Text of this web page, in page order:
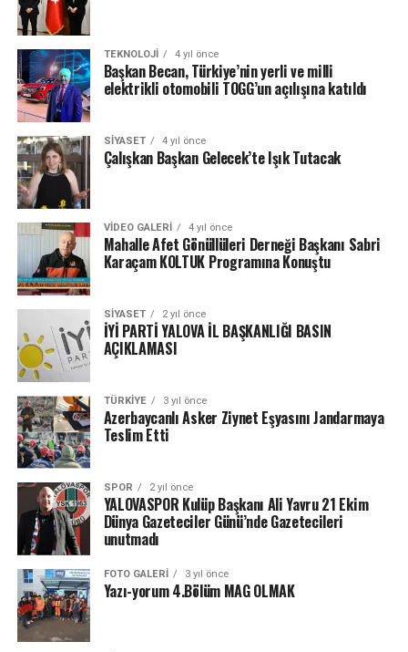
TEKNOLOJI 4 yıl önce
Başkan Becan, Türkiye’nin yerli ve milli
elektrikli otomobili TOGG’un açılışına katıldı
SIYASET 4 yıl önce
Çalışkan Başkan Gelecek’te Işık Tutacak
VIDEO GALERI 4 yıl önce
Mahalle Afet Gönüllüleri Derneği Başkanı Sabri
Karaçam KOLTUK Programına Konuştu
SIYASET 2 yıl önce
İYİ PARTİ YALOVA İL BAŞKANLIĞI BASIN
AÇIKLAMASI
TÜRKIYE 3 yıl önce
Azerbaycanlı Asker Ziynet Eşyasını Jandarmaya
Teslim Etti
SPOR 2 yıl önce
YALOVASPOR Kulüp Başkanı Ali Yavru 21 Ekim
Dünya Gazeteciler Günü’nde Gazetecileri
unutmadı
FOTO GALERI 3 yıl önce
Yazı-yorum 4.Bölüm MAG OLMAK